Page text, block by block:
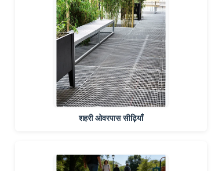
शहरी ओवरपास सीढ़ियाँ